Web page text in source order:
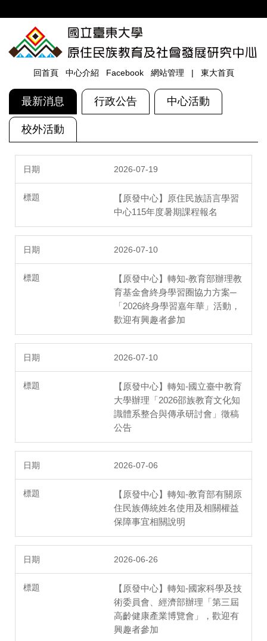
到
要
內
回首頁 中心介紹 Facebook 網站管理 | 東大首頁
最新消息 行政公告 中心活動
校外活動
2026-07-19
【原發中心】原住民族語言學習
中心115年度暑期課程報名
2026-07-10
【原發中心】轉知-教育部辦理教
育基金會終身學習圈協力方案─
「2026終身學習嘉年華」活動，
歡迎有興趣者參加
2026-07-10
【原發中心】轉知-國立臺中教育
大學辦理「2026邵族教育文化知
識體系整合與傳承研討會」徵稿
公告
2026-07-06
【原發中心】轉知-教育部有關原
住民族傳統姓名使用及相關權益
保障事宜相關說明
2026-06-26
【原發中心】轉知-國家科學及技
術委員會、經濟部辦理「第三屆
高齡健康產業博覽會」，歡迎有
興趣者參加